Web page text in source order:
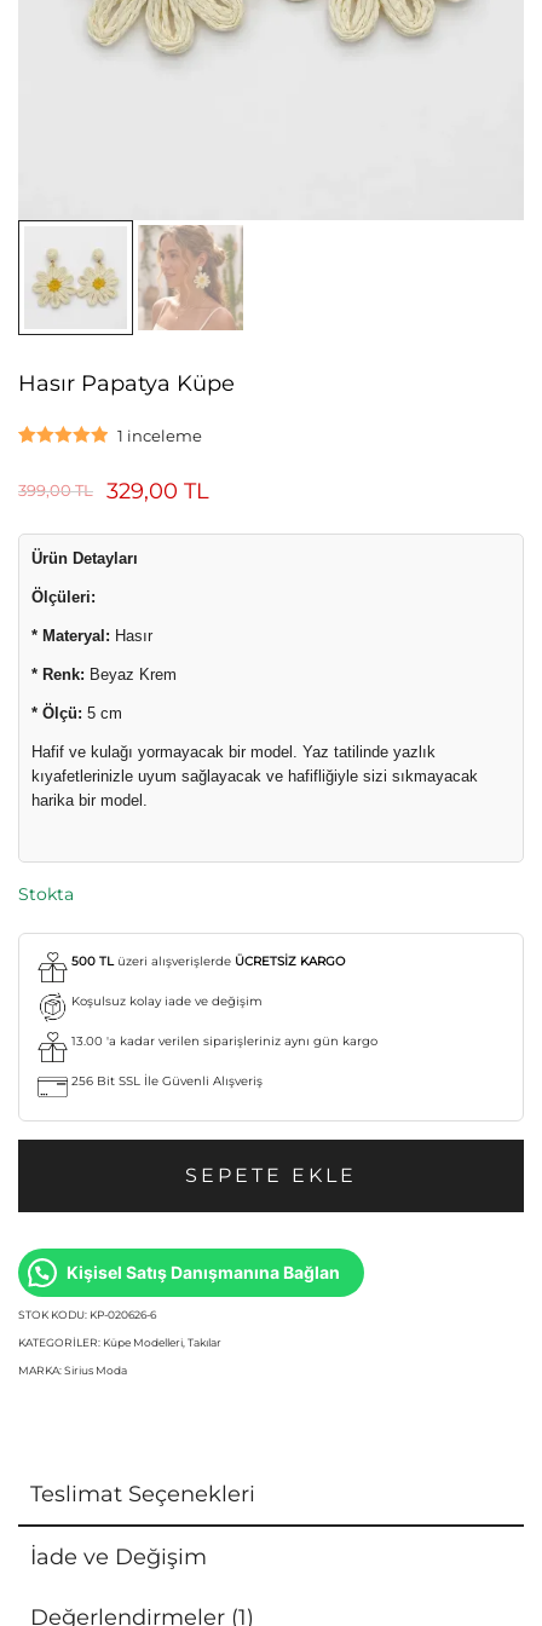
Hasır Papatya Küpe
puanına
üzerinden
5.00puan
aldı
1 inceleme
399,00TL 329,00 TL
Ürün Detayları
Ölçüleri:
* Materyal: Hasır
* Renk: Beyaz Krem
* Ölçü: 5 cm
Hafif ve kulağı yormayacak bir model. Yaz tatilinde yazlık
kıyafetlerinizle uyum sağlayacak ve hafifliğiyle sizi sıkmayacak
harika bir model.
Stokta
500 TLüzeri alışverişlerde ÜCRETSİZ KARGO
Koşulsuz kolay iade ve değişim
13.00 'a kadar verilen siparişleriniz aynı gün kargo
256 Bit SSL İle Güvenli Alışveriş
SEPETE EKLE
Kişisel Satış Danışmanına Bağlan
STOK KODU: KP-020626-6
KATEGORILER: Küpe Modelleri Takılar
MARKA:Sirius Moda
Teslimat Seçenekleri
İade ve Değişim
Değerlendirmeler (1)